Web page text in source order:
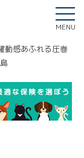
MENU
動感あふれる圧巻